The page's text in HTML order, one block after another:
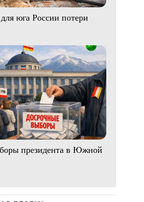
юга России потери
президента в Южной